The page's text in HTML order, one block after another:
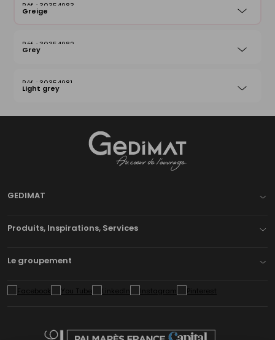
30354983
Greige
30354982
Grey
30354981
Light grey
GEDIMAT
Produits, Inspirations, Services
Le groupement